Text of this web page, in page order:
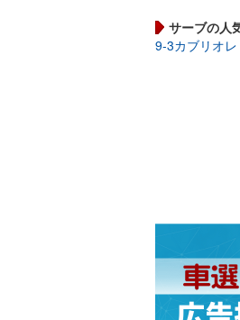
サーブの人
9-3カブリオレ